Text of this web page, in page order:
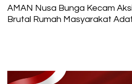
AMAN Nusa Bunga Kecam
Brutal Rumah Masyarakat